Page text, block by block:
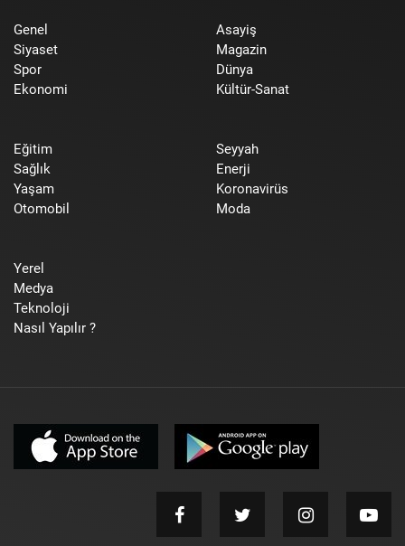
Genel
Siyaset
Spor
Ekonomi
Asayiş
Magazin
Dünya
Kültür-Sanat
Eğitim
Sağlık
Yaşam
Otomobil
Seyyah
Enerji
Koronavirüs
Moda
Yerel
Medya
Teknoloji
Nasıl Yapılır ?